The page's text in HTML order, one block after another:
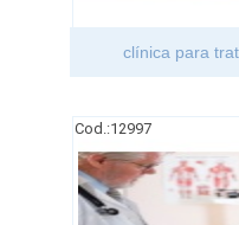
clínica para
Cod.:12997